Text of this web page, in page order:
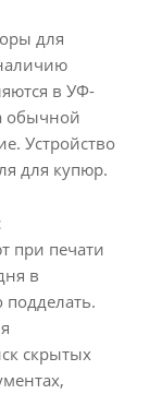
для
в УФ-
обычной
Устройство
для купюр.
при печати
в
подделать.
скрытых